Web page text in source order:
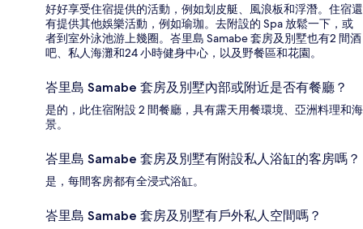
好好享受住宿提供的活動，例如划皮艇、風浪板和浮潛。住宿還
有提供其他娛樂活動，例如瑜珈。去附設的 Spa 放鬆一下，或
者到室外泳池游上幾圈。峇里島 Samabe 套房及別墅也有2 間酒
吧、私人海灘和24 小時健身中心，以及野餐區和花園。
峇里島 Samabe 套房及別墅內部或附近是否有餐廳？
是的，此住宿附設 2 間餐廳，具有露天用餐環境、亞洲料理和海
景。
峇里島 Samabe 套房及別墅有附設私人浴缸的客房嗎？
是，每間客房都有全浸式浴缸。
峇里島 Samabe 套房及別墅有戶外私人空間嗎？